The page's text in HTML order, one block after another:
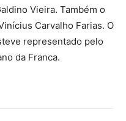
Vieira. Também o
Carvalho Farias. O
representado pelo
da Franca.